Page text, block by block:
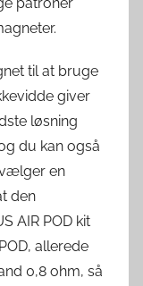
til at bruge
giver
løsning
du kan også
en
den
AIR POD kit
allerede
0,8 ohm, så